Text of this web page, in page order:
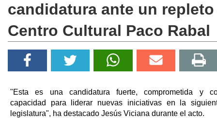
candidatura ante un repleto
Centro Cultural Paco Rabal
"Esta es una candidatura fuerte, comprometida y
capacidad para liderar nuevas iniciativas en la
legislatura", ha destacado Jesús Viciana durante el acto.